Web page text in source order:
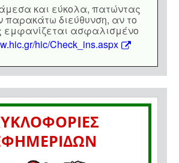
και εύκολα, πατώντας
παρακάτω διεύθυνση, αν το
εμφανίζεται ασφαλισμένο
hic/Check_ins.aspx